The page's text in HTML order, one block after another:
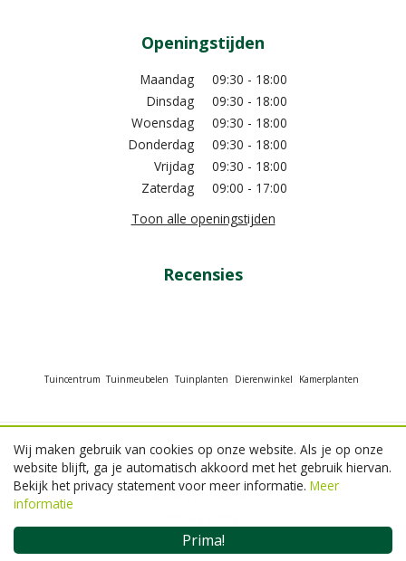
Openingstijden
Maandag
09:30 - 18:00
Dinsdag
09:30 - 18:00
Woensdag
09:30 - 18:00
Donderdag
09:30 - 18:00
Vrijdag
09:30 - 18:00
Zaterdag
09:00 - 17:00
Toon alle openingstijden
Recensies
Tuincentrum Tuinmeubelen Tuinplanten Dierenwinkel Kamerplanten
© GroenRijk Beneden Leeuwen
Green Solutions
Prima!
Wij maken gebruik van cookies op onze website. Als je op onze
website blijft, ga je automatisch akkoord met het gebruik hiervan.
Bekijk het privacy statement voor meer informatie. Meer
informatie